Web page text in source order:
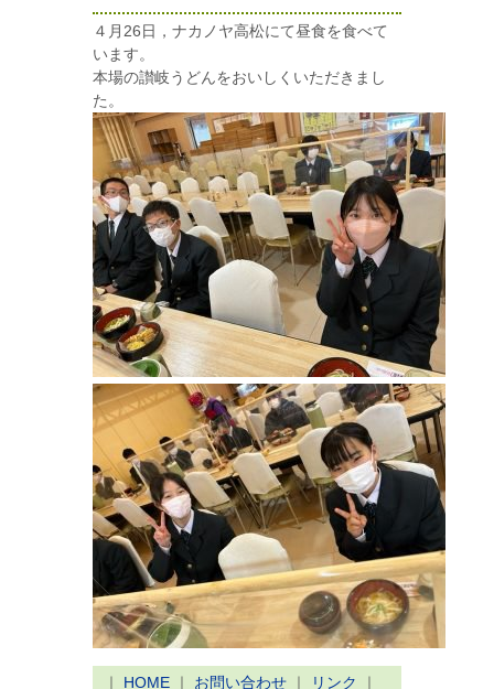
４月26日，ナカノヤ高松にて昼食を食べて
います。
本場の讃岐うどんをおいしくいただきまし
た。
｜ HOME ｜ お問い合わせ ｜ リンク ｜